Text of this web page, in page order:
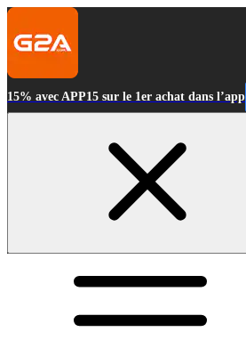
15% avec APP15 sur le 1er achat dans l’app